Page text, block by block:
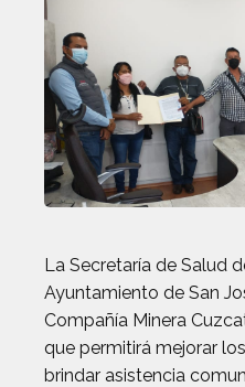
La Secretaría de Salud
Ayuntamiento de San
Compañía Minera
que permitirá mejorar
brindar asistencia